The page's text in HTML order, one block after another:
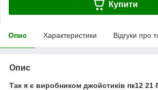
Купити
Опис Характеристики Відгуки про
Опис
Так я є виробником джойстиків пк12 21